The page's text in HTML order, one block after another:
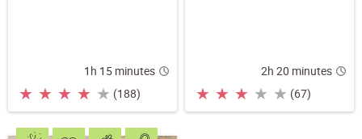
1h 15 minutes
★ ★ ★ ★ ★ (188)
2h 20 minutes
★ ★ ★ ★ ★ (67)